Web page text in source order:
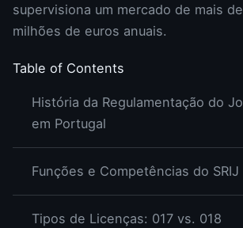
supervisiona um mercado de mais
milhões de euros anuais.
Table of Contents
História da Regulamentação do
em Portugal
Funções e Competências do SRIJ
Tipos de Licenças: 017 vs. 018